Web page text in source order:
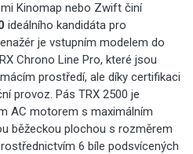
Kinomap nebo Zwift činí
ideálního kandidáta pro
je vstupním modelem do
Chrono Line Pro, které jsou
prostředí, ale díky certifikaci
provoz. Pás TRX 2500 je
AC motorem s maximálním
běžeckou plochou s rozměrem
6 bíle podsvícených